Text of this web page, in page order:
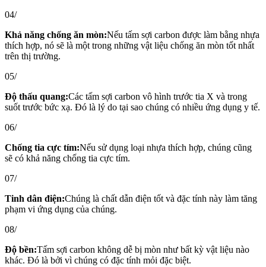
04/
Khả năng chống ăn mòn:Nếu tấm sợi carbon được làm bằng nhựa
thích hợp, nó sẽ là một trong những vật liệu chống ăn mòn tốt nhất
trên thị trường.
05/
Độ thấu quang:Các tấm sợi carbon vô hình trước tia X và trong
suốt trước bức xạ. Đó là lý do tại sao chúng có nhiều ứng dụng y tế.
06/
Chống tia cực tím:Nếu sử dụng loại nhựa thích hợp, chúng cũng
sẽ có khả năng chống tia cực tím.
07/
Tinh dân điện:Chúng là chất dẫn điện tốt và đặc tính này làm tăng
phạm vi ứng dụng của chúng.
08/
Độ bền:Tấm sợi carbon không dễ bị mòn như bất kỳ vật liệu nào
khác. Đó là bởi vì chúng có đặc tính mỏi đặc biệt.